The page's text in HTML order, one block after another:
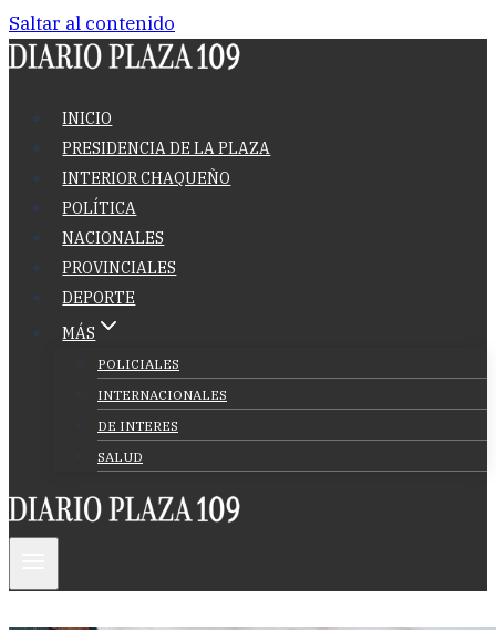
Saltar al contenido
INICIO
PRESIDENCIA DE LA PLAZA
INTERIOR CHAQUEÑO
POLÍTICA
NACIONALES
PROVINCIALES
DEPORTE
MÁS
POLICIALES
INTERNACIONALES
DE INTERES
SALUD